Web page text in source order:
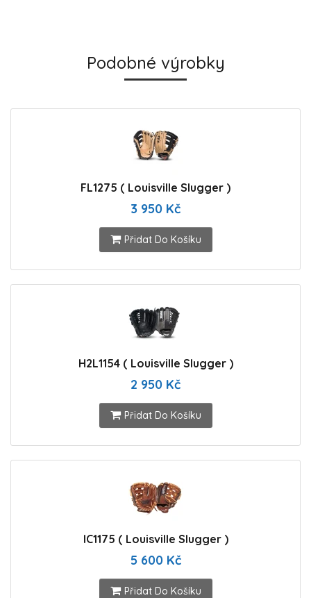
Podobné výrobky
FL1275 ( Louisville Slugger )
3 950 Kč
Přidat Do Košíku
H2L1154 ( Louisville Slugger )
2 950 Kč
Přidat Do Košíku
IC1175 ( Louisville Slugger )
5 600 Kč
Přidat Do Košíku